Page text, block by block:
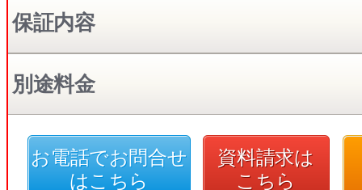
保証内容
別途料金
お電話でお問合せ
はこちら
資料請求は
こちら